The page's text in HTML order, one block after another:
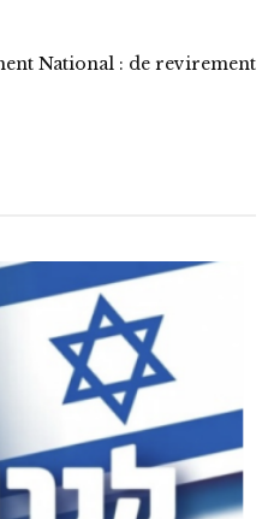
National : de revirement